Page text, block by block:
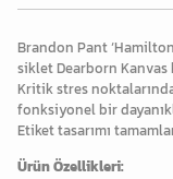
Brandon Pant
siklet Dearborn
Kritik stres
fonksiyonel bir
Etiket tasarımı
Ürün Özellikleri: